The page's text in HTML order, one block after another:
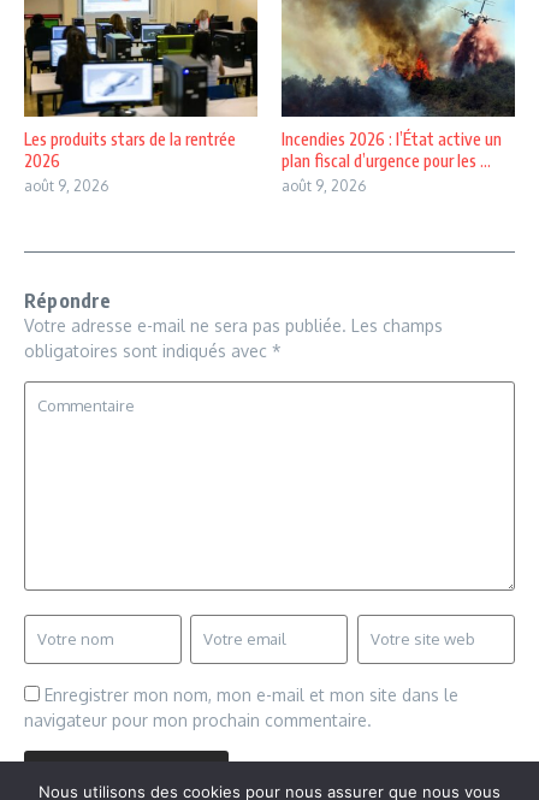
Les produits stars de la rentrée
2026
août 9, 2026
Incendies 2026 : l’État active un
plan fiscal d’urgence pour les ...
août 9, 2026
Répondre
Votre adresse e-mail ne sera pas publiée. Les champs
obligatoires sont indiqués avec *
Enregistrer mon nom, mon e-mail et mon site dans le
navigateur pour mon prochain commentaire.
Nous utilisons des cookies pour nous assurer que nous vous